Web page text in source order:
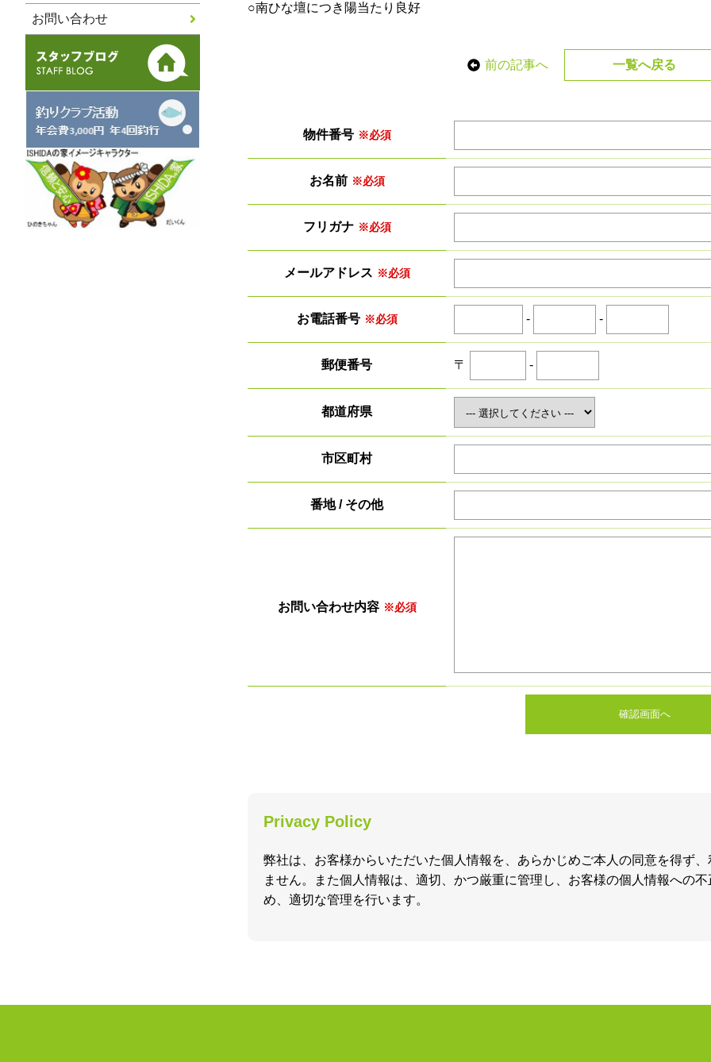
お問い合わせ
○南ひな壇につき陽当たり良好
前の記事へ 一覧へ戻る
物件番号 ※必須
お名前 ※必須
フリガナ ※必須
メールアドレス ※必須
お電話番号 ※必須 - -
郵便番号 〒 -
都道府県
市区町村
番地 / その他
お問い合わせ内容 ※必須
確認画面へ
Privacy Policy
弊社は、お客様からいただいた個人情報を、あらかじめご本人の同意を得ず
ません。また個人情報は、適切、かつ厳重に管理し、お客様の個人情報への
め、適切な管理を行います。